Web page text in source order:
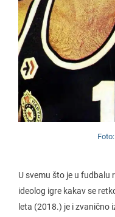
U svemu što je u fudbalu
ideolog igre kakav se
leta (2018.) je i zvanično